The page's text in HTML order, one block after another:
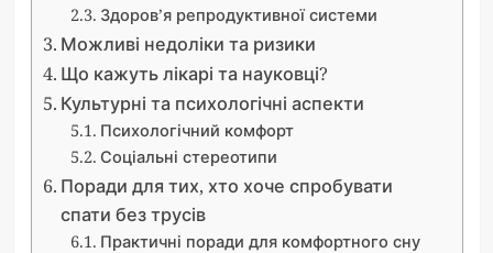
Здоров’я репродуктивної системи
Можливі недоліки та ризики
Що кажуть лікарі та науковці?
Культурні та психологічні аспекти
Психологічний комфорт
Соціальні стереотипи
Поради для тих, хто хоче спробувати
спати без трусів
Практичні поради для комфортного сну